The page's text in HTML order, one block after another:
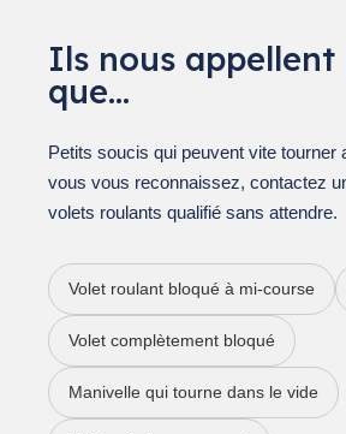
Ils nous appellent
que…
Petits soucis qui peuvent vite tourner
vous vous reconnaissez, contactez
volets roulants qualifié sans attendre.
Volet roulant bloqué à mi-course
Volet complètement bloqué
Manivelle qui tourne dans le vide